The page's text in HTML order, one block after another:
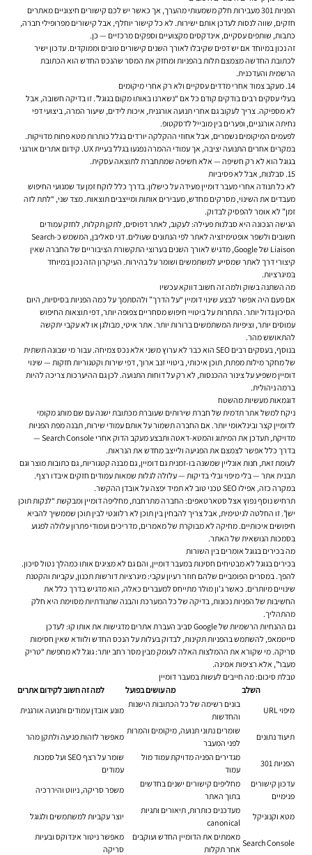
הפניות 301 מעבירות חלק משמעותי מהערך, אך כאשר יש לכם קישורים חיצוניים מאתרים
חזקים, שווה לנסות לעדכן אותם ישירות. לא כל קישור יוחלף, אבל קישורים מפרופילי חברה,
כתבות, שותפים עסקיים, אינדקסים מקצועיים וספקים מרכזיים — כן.
זה נכון במיוחד אם יש דפים שקיבלו לאורך השנים קישורים טובים וממוקדים. עדכון ישיר
לכתובת החדשה מצמצם תלות בהפניות ומחזק את המסר שהנכס החדש הוא הכתובת
הרשמית והעדכנית.
14. מעקב צמוד אחרי מדדים עסקיים ולא רק אחרי מיקומים
בעלי עסקים רבים בודקים קודם כל אם “נשארנו באותו מקום בגוגל”. זו בדיקה חשובה, אבל
לא מספיקה. צריך לעקוב גם אחרי תנועה אורגנית, איכות לידים, שיעור המרה, ביצועי דפי
נחיתה אורגניים, ופערים בין מובייל לדסקטופ.
לפעמים המיקומים נשמרים, אבל אחוזי ההקלקה יורדים בגלל כותרות מטא פחות מדויקות.
במקרים אחרים התנועה יציבה, אך עמודי ההמרה נפגעו בגלל בעיית UX. קידום אתרים אורגני
בגוגל הוא לא רק חשיפה — אלא חשיפה שמתחברת לתוצאה עסקית.
15. סבלנות, אבל לא פסיביות
לא כל תנודה אחרי מעבר דומיין מעידה על כישלון. בדרך כלל לוקח זמן עד שמנועי החיפוש
מעבדים את השינוי, מסרקים מחדש, מעבירים אותות ומייצבים תוצאות. מצד שני, “לתת לזה
זמן” לא אומר להפסיק לבדוק.
הגישה הנכונה היא סבלנות פעילה: לעקוב, לאתר דפוסים, לתקן תקלות, לחזק עמודים
חשובים ולשפר אופטימיזציה לאתר לפי הנתונים שעולים. דני סאליבן, המשמש כ-Search
Liaison של Google, מדגיש לאורך השנים בערוצי התקשורת הציבוריים של החברה שאין
קיצורי דרך לאתר שמסייע למשתמשים ושומר על בהירות. העיקרון הזה נכון במיוחד
במיגרציות.
מה השתנה בשוק ולמה זה חשוב דווקא עכשיו
אם פעם היה אפשר לבצע שינוי דומיין “על הדרך” ולהסתמך על כמה הפניות בסיסיות, היום
הסיכון גדול יותר. התחרות על ביטויי חיפוש מסחריים צפופה יותר, דפי תוצאות החיפוש
עמוסים יותר, וציפיות המשתמשים ברורות יותר. אתר איטי, מבולגן או לא עקבי יתקשה
להתאושש מהר.
בנוסף, בעסקים רבים SEO הוא כבר לא ערוץ משני אלא נכס צמיחה. עבור מי שבונה תשתית
של מחקר מילות מפתח, תוכן איכותי, ביטויי זנב ארוך, דפי שירות וקטגוריות חזקות — שינוי
דומיין משפיע על צינור ההכנסות, לא רק על דוחות התנועה. לכן גם ההיערכות צריכה להיות
ברמה ניהולית.
דוגמאות מעשיות מהשטח
ניקח למשל אתר תדמית של חברת שירותים שעוברת מכתובת ישנה עם שם מותג מקומי
לדומיין קצר ובינלאומי יותר. אם החברה תשמור על אותם עמודי שירות, תבנה מפת הפניות
מדויקת, תעדכן את המיתוג והמטא-דאטה ותבצע מעקב הדוק אחרי Search Console —
בדרך כלל אפשר לצמצם את הפגיעה ולייצב מחדש את הנראות.
לעומת זאת, חנות אונליין שמשנה בו-זמנית גם דומיין, גם מבנה קטגוריות, גם כתובות מוצר וגם
תבנית אתר — בלי מיפוי ובלי בדיקות — עלולה לגלות שמאות עמודים חזקים איבדו רצף.
במקרה כזה, אפילו SEO טכני טוב לא תמיד יפצה על אובדן ההקשר.
תרחיש נוסף נפוץ אצל סטארטאפים: החברה מתרחבת, מחליפה דומיין ומבקשת “לנקות תוכן
ישן”. זו החלטה לגיטימית, אבל צריך להבחין בין תוכן לא רלוונטי לבין תוכן שממשיך להביא
חיפושים איכותיים. מחיקה לא מבוקרת של מאמרים, מדריכים ועמודי פתרון עלולה לפגוע
בסמכות הנושאית של האתר.
מה בכירים בגוגל אומרים בין השורות
בכירים בגוגל לא מבטיחים חסינות במעבר דומיין, והם גם לא מציגים אותו כמהלך נטול סיכון.
להפך. במסרים הפומביים שלהם חוזר רעיון עקבי: מיגרציות דורשות תכנון, עקביות והקטנת
שינויים מיותרים. כאשר ג'ון מולר מתייחס למעברים כאלה, הוא מדגיש בדרך כלל את
החשיבות של הפניות נכונות, בדיקה של כל המערכת והבנה שתנודתיות מסוימת היא חלק
מהתהליך.
גם ההנחיות הרשמיות של Google סביב העברת אתרים מדגישות את אותו קו: לעדכן
סייטמאפ, להשתמש בהפניות תקינות, לבדוק בעלות על הנכס החדש ולוודא שאין חסימות
סריקה. מי שקורא את ההמלצות האלה לעומק מבין מסר רחב יותר: גוגל לא מחפשת “טריק
מעבר”, אלא רציפות אמינה.
טבלת סיכום: מה חייבים לעשות במעבר דומיין
השלב
מה עושים בפועל
למה זה חשוב לקידום אתרים
מיפוי URL
בונים רשימה של כל הכתובות הישנות
והחדשות
מונע אובדן עמודים ותנועה אורגנית
תיעוד נתונים
שומרים נתוני תנועה, מיקומים והמרות
לפני המעבר
מאפשר לזהות פגיעה ולתקן מהר
הפניות 301
מגדירים הפניה מדויקת עמוד מול
עמוד
שומר על רצף SEO ועל סמכות
עמודים
עדכון קישורים
פנימיים
מחליפים קישורים ישנים בחדשים
בתוך האתר
משפר סריקה, ניווט והיררכיה
מטא וקנוניקל
מעדכנים כותרות, תיאורים ותגיות
canonical
יוצר עקביות למשתמשים ולגוגל
Search Console
מאמתים את הדומיין החדש ועוקבים
אחר תקלות
מאפשר ניטור אינדוקס ובעיות
סריקה